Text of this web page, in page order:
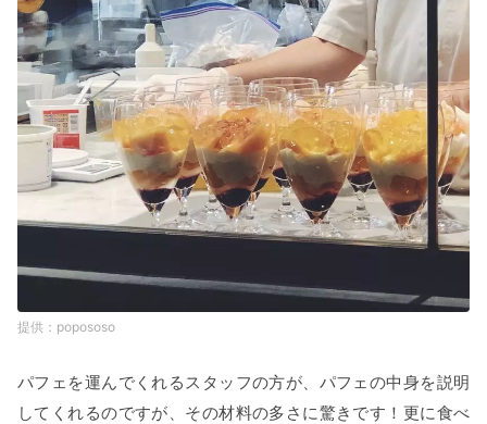
popososo
パフェを運んでくれるスタッフの方が、パフェの中身を説明
してくれるのですが、その材料の多さに驚きです！更に食べ